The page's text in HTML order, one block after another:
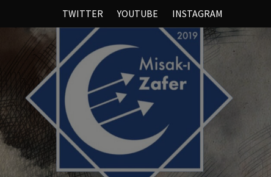
TWITTER YOUTUBE INSTAGRAM